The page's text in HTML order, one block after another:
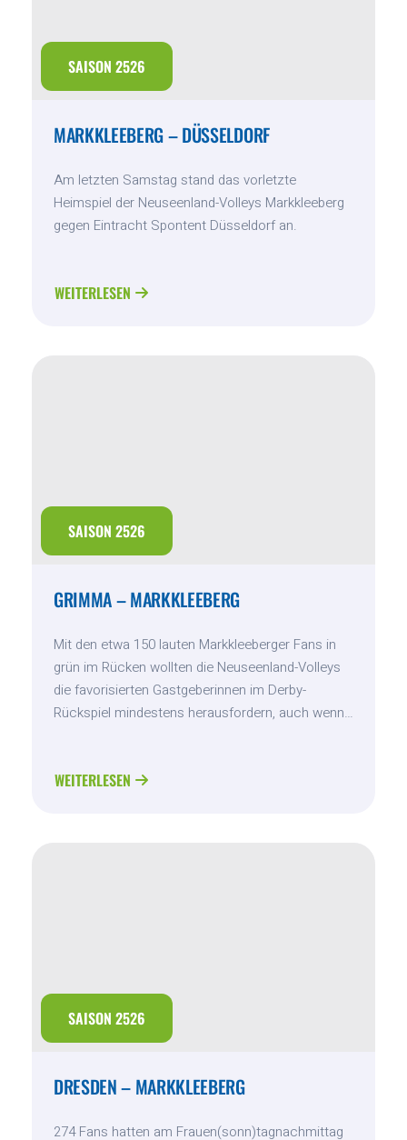
SAISON 2526
MARKKLEEBERG – DÜSSELDORF
Am letzten Samstag stand das vorletzte
Heimspiel der Neuseenland-Volleys Markkleeberg
gegen Eintracht Spontent Düsseldorf an.
WEITERLESEN
ABOUT
SAISON 2526
GRIMMA – MARKKLEEBERG
Mit den etwa 150 lauten Markkleeberger Fans in
grün im Rücken wollten die Neuseenland-Volleys
die favorisierten Gastgeberinnen im Derby-
Rückspiel mindestens herausfordern, auch wenn…
WEITERLESEN
ABOUT
SAISON 2526
DRESDEN – MARKKLEEBERG
274 Fans hatten am Frauen(sonn)tagnachmittag